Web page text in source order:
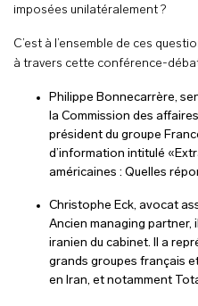
imposées unilatéralement ?
C’est à l’ensemble de ces
à travers cette conférence-
Philippe Bonnecarrère,
la Commission des
président du groupe
d’information intitulé «
américaines : Quelles
Christophe Eck, avocat
Ancien managing partner,
iranien du cabinet. Il a
grands groupes français
en Iran, et notamment